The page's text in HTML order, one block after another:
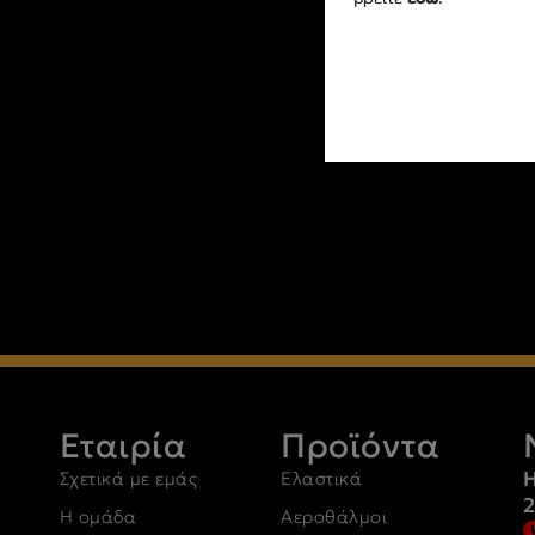
Εταιρία
Σχετικά με εμάς
Η ομάδα
Προϊόντα
Ελαστικά
Αεροθάλμοι